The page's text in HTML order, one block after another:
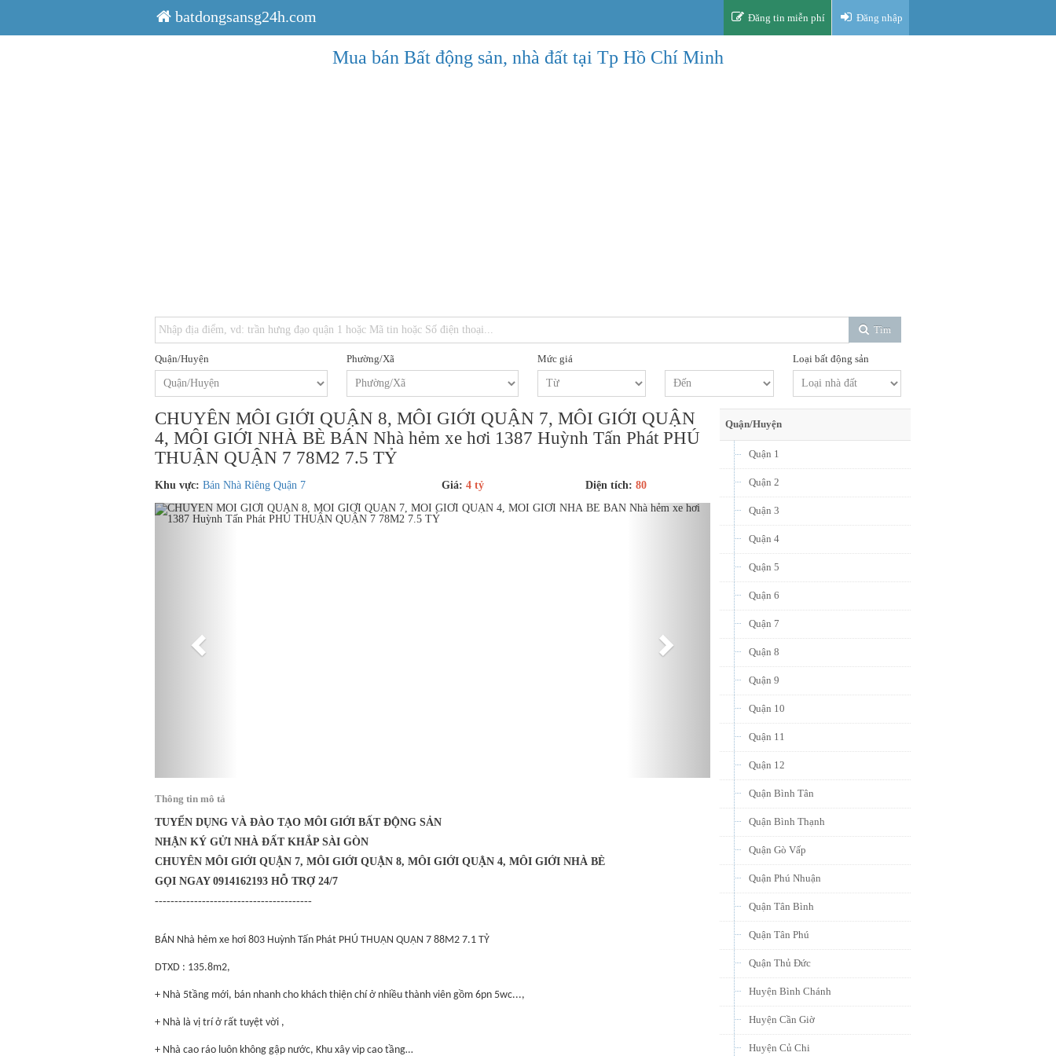
batdongsansg24h.com Đăng tin miễn phí Đăng nhập
Mua bán Bất động sản, nhà đất tại Tp Hồ Chí Minh
Tìm
Quận/Huyện Phường/Xã Mức giá Loại bất động sản
CHUYÊN MÔI GIỚI QUẬN 8, MÔI GIỚI QUẬN 7, MÔI GIỚI QUẬN
4, MÔI GIỚI NHÀ BÈ BÁN Nhà hẻm xe hơi 1387 Huỳnh Tấn Phát PHÚ
THUẬN QUẬN 7 78M2 7.5 TỶ
Khu vực: Bán Nhà Riêng Quận 7 Giá:4 tỷ Diện tích: 80
Previous Next
Thông tin mô tả
TUYỂN DỤNG VÀ ĐÀO TẠO MÔI GIỚI BẤT ĐỘNG SẢN
NHẬN KÝ GỬI NHÀ ĐẤT KHẮP SÀI GÒN
CHUYÊN MÔI GIỚI QUẬN 7, MÔI GIỚI QUẬN 8, MÔI GIỚI QUẬN 4, MÔI GIỚI NHÀ BÈ
GỌI NGAY 0914162193 HỖ TRỢ 24/7
----------------------------------------
BÁN Nhà hẻm xe hơi 803 Huỳnh Tấn Phát PHÚ THUẬN QUẬN 7 88M2 7.1 TỶ
DTXD : 135.8m2,
+ Nhà 5tầng mới, bán nhanh cho khách thiện chí ở nhiều thành viên gồm 6pn 5wc...,
+ Nhà là vị trí ở rất tuyệt vời ,
+ Nhà cao ráo luôn không gập nước, Khu xây vip cao tầng…
Quận/Huyện
Quận 1
Quận 2
Quận 3
Quận 4
Quận 5
Quận 6
Quận 7
Quận 8
Quận 9
Quận 10
Quận 11
Quận 12
Quận Bình Tân
Quận Bình Thạnh
Quận Gò Vấp
Quận Phú Nhuận
Quận Tân Bình
Quận Tân Phú
Quận Thủ Đức
Huyện Bình Chánh
Huyện Cần Giờ
Huyện Củ Chi